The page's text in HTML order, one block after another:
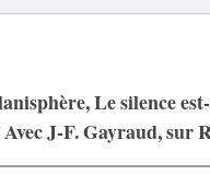
Le silence
J-F. Gayraud, sur